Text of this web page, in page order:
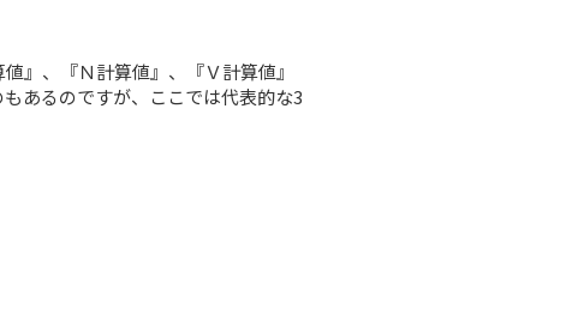
』、『Ｎ計算値』、『Ｖ計算値』
あるのですが、ここでは代表的な3